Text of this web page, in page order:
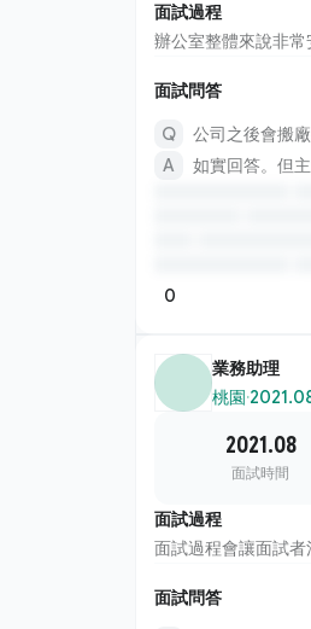
面試過程
辦公室整體來說非常
面試問答
公司之後會搬
如實回答。但
0
業務助理
桃園·
2021.08
面試時間
面試過程
面試過程會讓面試者
面試問答